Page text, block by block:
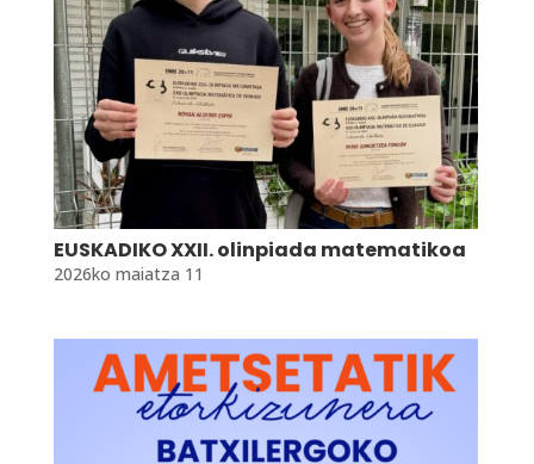
EUSKADIKO XXII. olinpiada matematikoa
2026ko maiatza 11